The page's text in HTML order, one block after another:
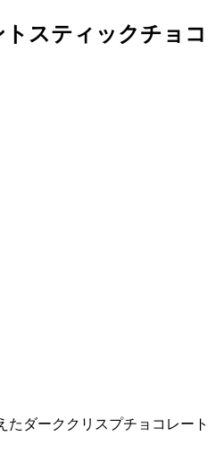
スティックチョコ
たダーククリスプチョコレート